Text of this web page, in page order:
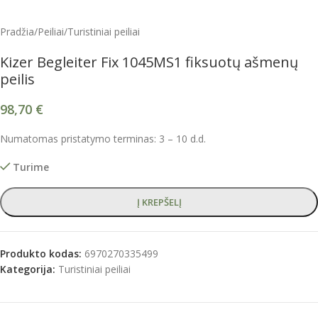
Pradžia/Peiliai/Turistiniai peiliai
Kizer Begleiter Fix 1045MS1 fiksuotų ašmenų
peilis
98,70 €
Numatomas pristatymo terminas: 3 – 10 d.d.
Turime
Į KREPŠELĮ
Produkto kodas: 6970270335499
Kategorija: Turistiniai peiliai